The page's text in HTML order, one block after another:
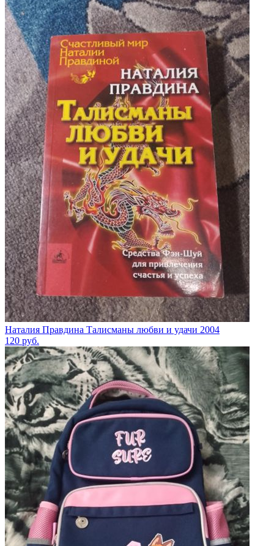
Наталия Правдина Талисманы любви и удачи 2004
120 руб.